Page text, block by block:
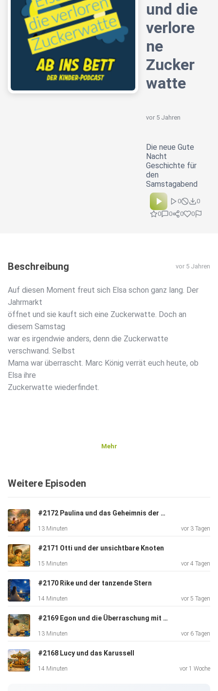
und die
verlore
ne
Zucker
watte
vor 5 Jahren
Die neue Gute
Nacht
Geschichte für
den
Samstagabend
0
0
0
0 0 0
Beschreibung vor 5 Jahren
Auf diesen Moment freut sich Elsa schon ganz lang. Der
Jahrmarkt
öffnet und sie kauft sich eine Zuckerwatte. Doch an
diesem Samstag
war es irgendwie anders, denn die Zuckerwatte
verschwand. Selbst
Mama war überrascht. Marc König verrät euch heute, ob
Elsa ihre
Zuckerwatte wiederfindet.
Mehr
Weitere Episoden
#2172 Paulina und das Geheimnis der Brücke
13 Minuten vor 3 Tagen
#2171 Otti und der unsichtbare Knoten
15 Minuten vor 4 Tagen
#2170 Rike und der tanzende Stern
14 Minuten vor 5 Tagen
#2169 Egon und die Überraschung mit der Stupsnase
13 Minuten vor 6 Tagen
#2168 Lucy und das Karussell
14 Minuten vor 1 Woche